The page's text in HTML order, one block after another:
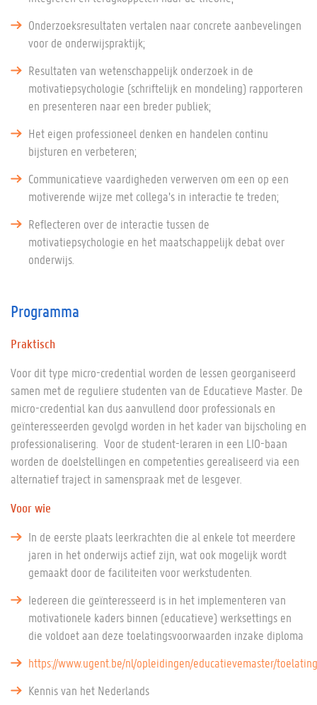
Onderzoeksresultaten vertalen naar concrete aanbevelingen
voor de onderwijspraktijk;
Resultaten van wetenschappelijk onderzoek in de
motivatiepsychologie (schriftelijk en mondeling) rapporteren
en presenteren naar een breder publiek;
Het eigen professioneel denken en handelen continu
bijsturen en verbeteren;
Communicatieve vaardigheden verwerven om een op een
motiverende wijze met collega’s in interactie te treden;
Reflecteren over de interactie tussen de
motivatiepsychologie en het maatschappelijk debat over
onderwijs.
Programma
Praktisch
Voor dit type micro-credential worden de lessen georganiseerd
samen met de reguliere studenten van de Educatieve Master. De
micro-credential kan dus aanvullend door professionals en
geïnteresseerden gevolgd worden in het kader van bijscholing en
professionalisering. Voor de student-leraren in een LIO-baan
worden de doelstellingen en competenties gerealiseerd via een
alternatief traject in samenspraak met de lesgever.
Voor wie
In de eerste plaats leerkrachten die al enkele tot meerdere
jaren in het onderwijs actief zijn, wat ook mogelijk wordt
gemaakt door de faciliteiten voor werkstudenten.
Iedereen die geïnteresseerd is in het implementeren van
motivationele kaders binnen (educatieve) werksettings en
die voldoet aan deze toelatingsvoorwaarden inzake diploma
https://www.ugent.be/nl/opleidingen/educatievemaster/
Kennis van het Nederlands